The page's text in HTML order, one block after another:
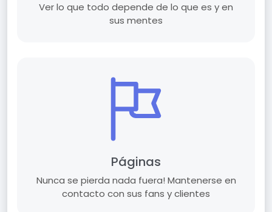
Ver lo que todo depende de lo que es y en
sus mentes
Páginas
Nunca se pierda nada fuera! Mantenerse en
contacto con sus fans y clientes